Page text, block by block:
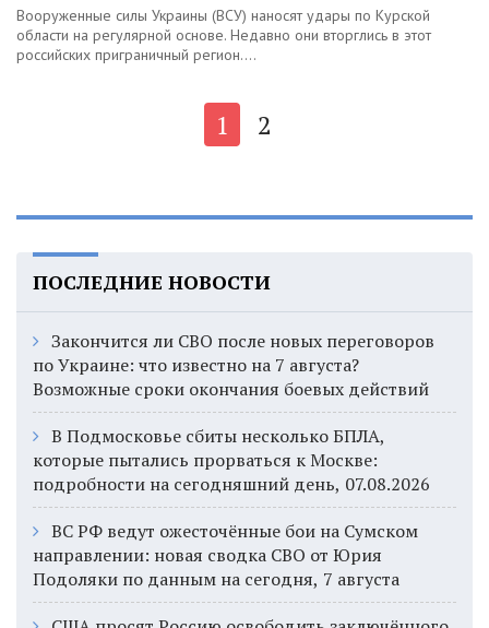
Вооруженные силы Украины (ВСУ) наносят удары по Курской
области на регулярной основе. Недавно они вторглись в этот
российских приграничный регион....
1 2
ПОСЛЕДНИЕ НОВОСТИ
Закончится ли СВО после новых переговоров
по Украине: что известно на 7 августа?
Возможные сроки окончания боевых действий
В Подмосковье сбиты несколько БПЛА,
которые пытались прорваться к Москве:
подробности на сегодняшний день, 07.08.2026
ВС РФ ведут ожесточённые бои на Сумском
направлении: новая сводка СВО от Юрия
Подоляки по данным на сегодня, 7 августа